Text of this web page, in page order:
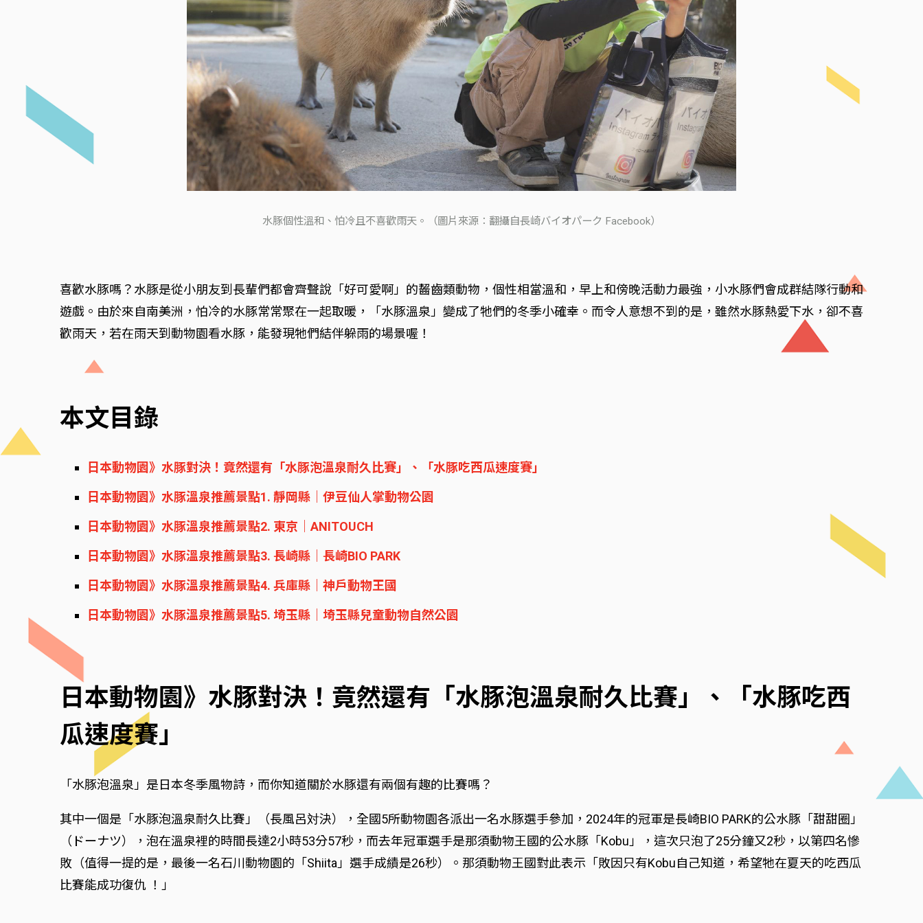
水豚個性溫和、怕冷且不喜歡雨天。（圖片來源：翻攝自長崎バイオパーク Facebook）
喜歡水豚嗎？水豚是從小朋友到長輩們都會齊聲說「好可愛啊」的齧齒類動物，個性相當溫和，早上和傍晚活動力最強，小水豚們會成群結隊行動和
遊戲。由於來自南美洲，怕冷的水豚常常聚在一起取暖，「水豚溫泉」變成了牠們的冬季小確幸。而令人意想不到的是，雖然水豚熱愛下水，卻不喜
歡雨天，若在雨天到動物園看水豚，能發現牠們結伴躲雨的場景喔！
本文目錄
日本動物園》水豚對決！竟然還有「水豚泡溫泉耐久比賽」、「水豚吃西瓜速度賽」
日本動物園》水豚溫泉推薦景點1. 靜岡縣｜伊豆仙人掌動物公園
日本動物園》水豚溫泉推薦景點2. 東京｜ANITOUCH
日本動物園》水豚溫泉推薦景點3. 長崎縣｜長崎BIO PARK
日本動物園》水豚溫泉推薦景點4. 兵庫縣｜神戶動物王國
日本動物園》水豚溫泉推薦景點5. 埼玉縣｜埼玉縣兒童動物自然公園
日本動物園》水豚對決！竟然還有「水豚泡溫泉耐久比賽」、「水豚吃西
瓜速度賽」
「水豚泡溫泉」是日本冬季風物詩，而你知道關於水豚還有兩個有趣的比賽嗎？
其中一個是「水豚泡溫泉耐久比賽」（長風呂対決），全國5所動物園各派出一名水豚選手參加，2024年的冠軍是長崎BIO PARK的公水豚「甜甜圈」
（ドーナツ），泡在溫泉裡的時間長達2小時53分57秒，而去年冠軍選手是那須動物王國的公水豚「Kobu」，這次只泡了25分鐘又2秒，以第四名慘
敗（值得一提的是，最後一名石川動物園的「Shiita」選手成績是26秒）。那須動物王國對此表示「敗因只有Kobu自己知道，希望牠在夏天的吃西瓜
比賽能成功復仇 ！」